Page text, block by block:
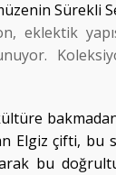
Sürekli
eklektik
Elgiz çifti,
bu